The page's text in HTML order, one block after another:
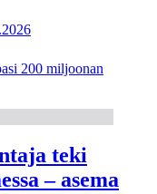
200 miljoonan
teki
– asema